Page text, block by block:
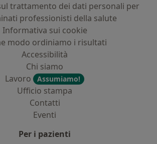
trattamento dei dati personali per
professionisti della salute
Informativa sui cookie
modo ordiniamo i risultati
Accessibilità
Chi siamo
Lavoro
Assumiamo!
Ufficio stampa
Contatti
Eventi
Per i pazienti